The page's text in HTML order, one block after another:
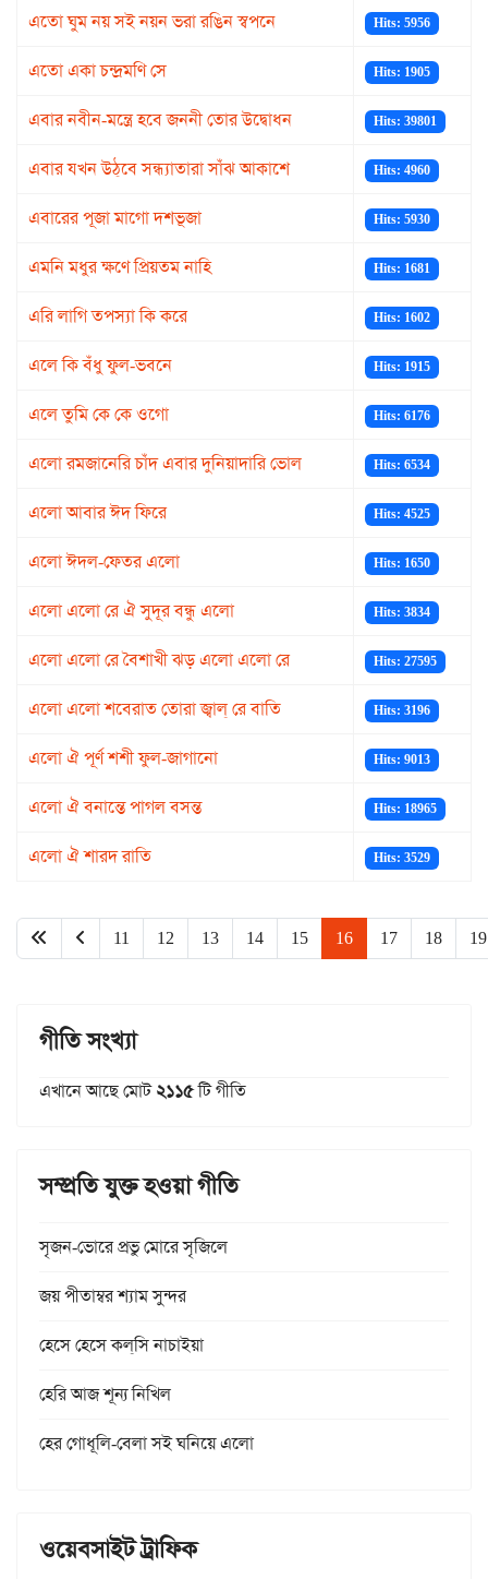
এতো ঘুম নয় সই নয়ন ভরা রঙিন স্বপনে Hits: 5956
এতো একা চন্দ্রমণি সে Hits: 1905
এবার নবীন-মন্ত্রে হবে জননী তোর উদ্বোধন Hits: 39801
এবার যখন উঠ্‌বে সন্ধ্যাতারা সাঁঝ আকাশে Hits: 4960
এবারের পূজা মাগো দশভূজা Hits: 5930
এমনি মধুর ক্ষণে প্রিয়তম নাহি Hits: 1681
এরি লাগি তপস্যা কি করে Hits: 1602
এলে কি বঁধু ফুল-ভবনে Hits: 1915
এলে তুমি কে কে ওগো Hits: 6176
এলো রমজানেরি চাঁদ এবার দুনিয়াদারি ভোল Hits: 6534
এলো আবার ঈদ ফিরে Hits: 4525
এলো ঈদল-ফেতর এলো Hits: 1650
এলো এলো রে ঐ সুদূর বন্ধু এলো Hits: 3834
এলো এলো রে বৈশাখী ঝড় এলো এলো রে Hits: 27595
এলো এলো শবেরাত তোরা জ্বাল্ রে বাতি Hits: 3196
এলো ঐ পূর্ণ শশী ফুল-জাগানো Hits: 9013
এলো ঐ বনান্তে পাগল বসন্ত Hits: 18965
এলো ঐ শারদ রাতি Hits: 3529
11 12 13 14 15 16 17 18 19
গীতি সংখ্যা
এখানে আছে মোট২১১৫টি গীতি
সম্প্রতি যুক্ত হওয়া গীতি
সৃজন-ভোরে প্রভু মোরে সৃজিলে
জয় পীতাম্বর শ্যাম সুন্দর
হেসে হেসে কল্‌সি নাচাইয়া
হেরি আজ শূন্য নিখিল
হের গোধূলি-বেলা সই ঘনিয়ে এলো
ওয়েবসাইট ট্রাফিক